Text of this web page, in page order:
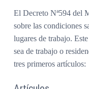
El Decreto Nª594 del
sobre las condiciones
lugares de trabajo.
sea de trabajo o
tres primeros artículos: